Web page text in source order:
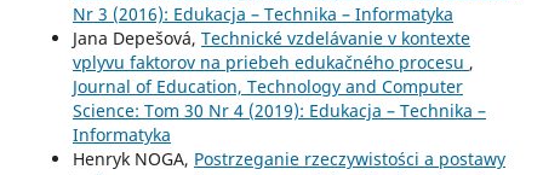
Nr 3 (2016): Edukacja – Technika – Informatyka
Jana Depešová, Technické vzdelávanie v kontexte
vplyvu faktorov na priebeh edukačného procesu ,
Journal of Education, Technology and Computer
Science: Tom 30 Nr 4 (2019): Edukacja – Technika –
Informatyka
Henryk NOGA, Postrzeganie rzeczywistości a postawy